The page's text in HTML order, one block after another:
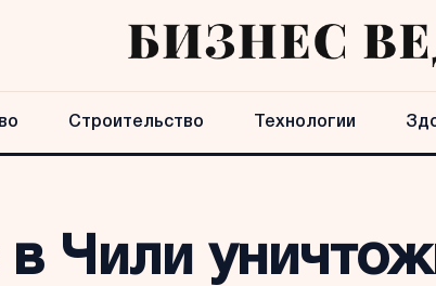
Строительство Технологии
в Чили